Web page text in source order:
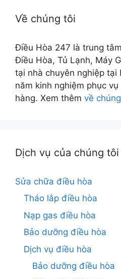
Về chúng tôi
Điều Hòa 247 là trung
Điều Hòa, Tủ Lạnh, Máy
tại nhà chuyên nghiệp tại
năm kinh nghiệm phục
hàng. Xem thêm về
Dịch vụ của chúng tôi
Sửa chữa điều hòa
Tháo lắp điều hòa
Nạp gas điều hòa
Bảo dưỡng điều hòa
Dịch vụ điều hòa
Bảo dưỡng điều hòa